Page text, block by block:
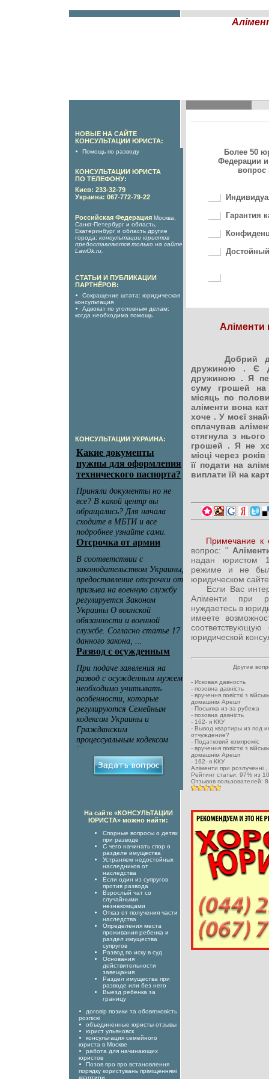
НОВЫЕ НА САЙТЕ
КОНСУЛЬТАЦИИ ЮРИСТА:
Помощь по разводу
КОНСУЛЬТАЦИИ ЮРИСТА
ПО ТЕЛЕФОНУ:
Киев: 233-32-79
Украина: 067-772-79-22
Российская Федерация Москва,
Санкт-Петербург и область,
Екатеринбург и область другие
города: консультации юристов
предоставляются только на сайте
LawOk.ru
СТАТЬИ И ПУБЛИКАЦИИ
ПАРТНЁРОВ:
Сокращение штата: юридическая
консультация
Адвокат по уголовным делам:
когда необходима помощь
КОНСУЛЬТАЦИИ УКРАИНА:
Более 50
Федерации
вопрос
Гарантия
Аліменти
Добрий
дружиною . Є
дружиною . Я
суму грошей на
місяць по
аліменти вона
хоче . У моєї
сплачував
стягнула з
грошей . Я не
місці через
її подати на
виплати їй на
Примечание к
вопрос: "
надан юристом
режиме и не
юридическом
Если Вас
Аліменти при
нуждаетесь в
имеете
юридической
Другие
- Исковая давность
- позовна давність
- вручення повісткі з
домашнім Арешт
- Посылка из-за рубежа
- позовна давність
- 162- я ККУ
- Вывод квартиры из под
отчуждение?
- Податковий компроміс
- вручення повісткі з
домашнім Арешт
- 162- я ККУ
Аліменти при розлученні ,
Рейтинг статьи: 97% из
Отзывов пользователей: 8
На сайте «КОНСУЛЬТАЦИИ
ЮРИСТА» можно найти:
Спорные вопросы о детях
при разводе
С чего начинать спор о
разделе имущества
Устраняем недостойных
наследников от
наследства
Если один из супругов
против развода
Взрослый чат со
случайными
незнакомцами
Отказ от получения части
наследства
Определения места
проживания ребенка и
раздел имущества
супругов
Развод по иску в суд
Основания
действительности
завещания
Раздел имущества при
разводе или без него
Выезд ребенка за
границу
договір позики та обовязковiсть
розпіскі
объединенные юристы отзывы
юрист ульяновск
консультация семейного
юриста в Москве
работа для начинающих
юристов
Позов про про встановлення
порядку користувань пріміщеннямі
квартири